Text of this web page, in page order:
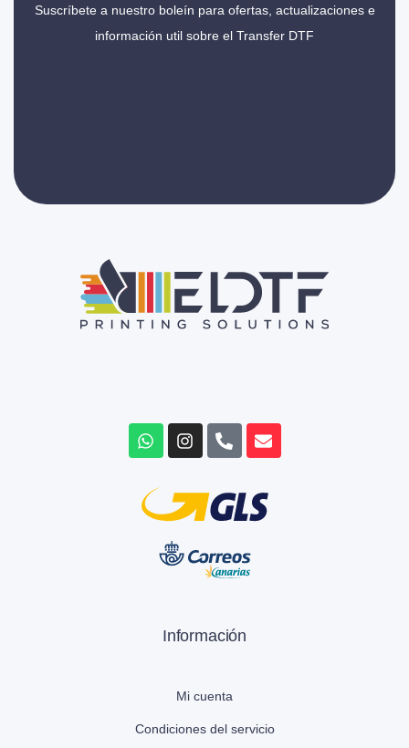
Suscríbete a nuestro boleín para ofertas, actualizaciones e
información util sobre el Transfer DTF
Información
Mi cuenta
Condiciones del servicio